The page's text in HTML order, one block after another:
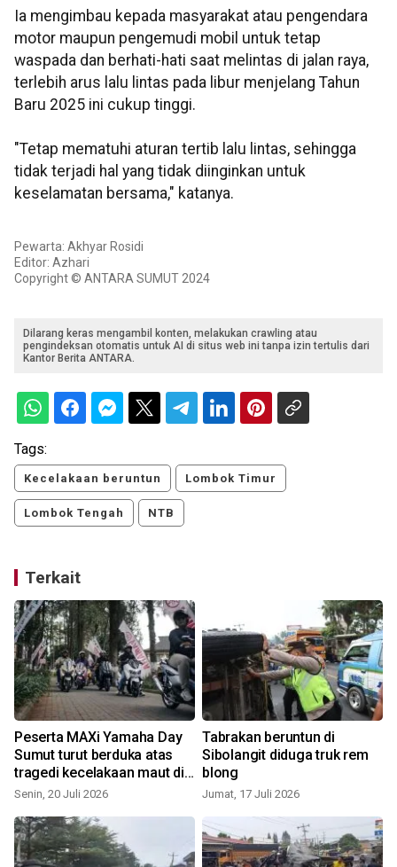
Ia mengimbau kepada masyarakat atau pengendara
motor maupun pengemudi mobil untuk tetap
waspada dan berhati-hati saat melintas di jalan raya,
terlebih arus lalu lintas pada libur menjelang Tahun
Baru 2025 ini cukup tinggi.
"Tetap mematuhi aturan tertib lalu lintas, sehingga
tidak terjadi hal yang tidak diinginkan untuk
keselamatan bersama," katanya.
Pewarta: Akhyar Rosidi
Editor: Azhari
Copyright © ANTARA SUMUT 2024
Dilarang keras mengambil konten, melakukan crawling atau
pengindeksan otomatis untuk AI di situs web ini tanpa izin tertulis dari
Kantor Berita ANTARA.
Tags:
Kecelakaan beruntun Lombok Timur
Lombok Tengah NTB
Terkait
Peserta MAXi Yamaha Day
Sumut turut berduka atas
tragedi kecelakaan maut di
Sibolangit
Senin, 20 Juli 2026
Tabrakan beruntun di
Sibolangit diduga truk rem
blong
Jumat, 17 Juli 2026